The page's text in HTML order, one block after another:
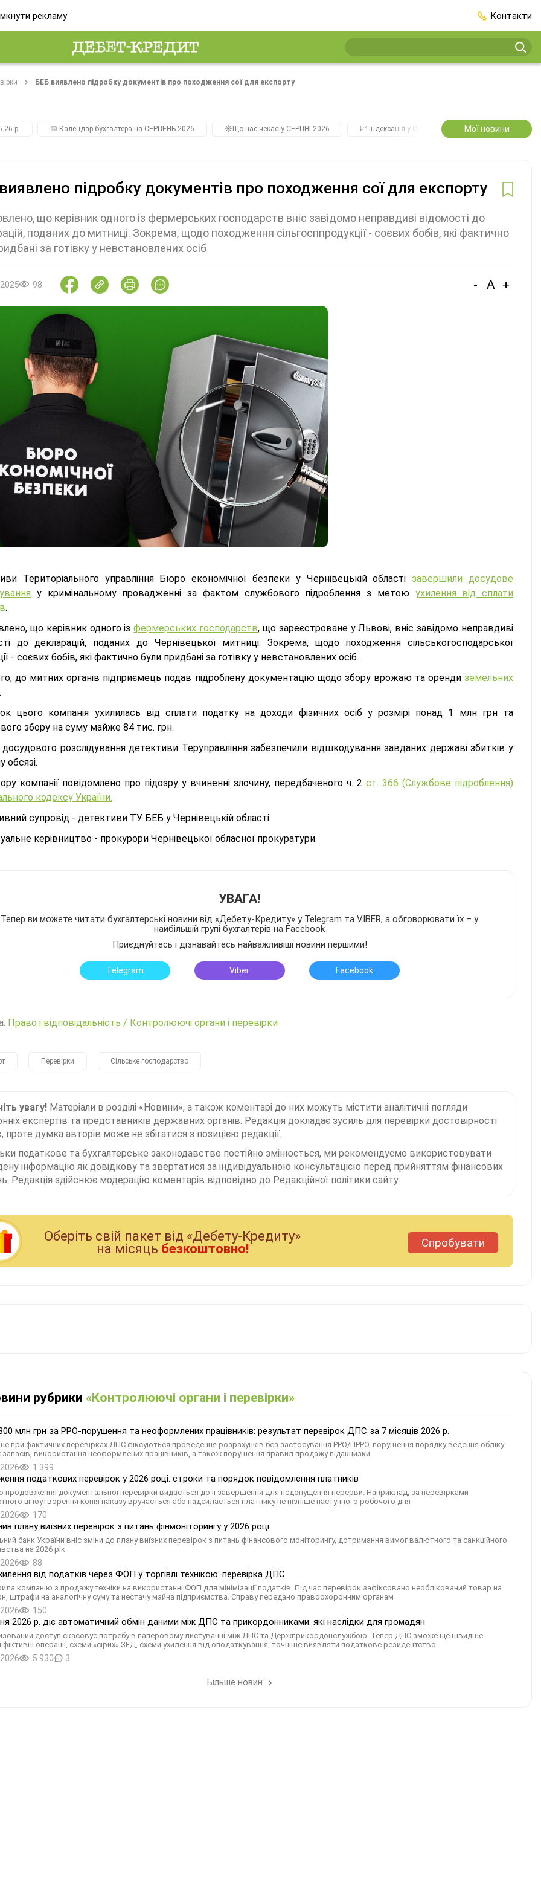
рекламу Контакти
БЕБ виявлено підробку документів про походження сої для експорту
р. 📅 Календар бухгалтера на СЕРПЕНЬ 2026 ☀️Що нас чекає у СЕРПНІ 2026 📈 Індексація у СЕРПНІ 2️⃣0️⃣2️⃣7️⃣ Усі
Мої новини
підробку документів про походження сої для експорту
що керівник одного із фермерських господарств вніс завідомо неправдиві відомості до
поданих до митниці. Зокрема, щодо походження сільгосппродукції - соєвих бобів, які фактично
за готівку у невстановлених осіб
98 - A +
Територіального управління Бюро економічної безпеки у Чернівецькій областізавершили досудове
у кримінальному провадженні за фактом службового підроблення з метою ухилення від сплати
.
що керівник одного ізфермерських господарств, що зареєстроване у Львові, вніс завідомо неправдиві
до декларацій, поданих до Чернівецької митниці. Зокрема, щодо походження сільськогосподарської
- соєвих бобів, які фактично були придбані за готівку у невстановлених осіб.
до митних органів підприємець подав підроблену документацію щодо збору врожаю та оренди земельних
.
цього компанія ухилилась від сплати податку на доходи фізичних осіб у розмірі понад 1 млн грн та
збору на суму майже 84 тис. грн.
досудового розслідування детективи Теруправління забезпечили відшкодування завданих державі збитків у
обсязі.
компанії повідомлено про підозру у вчиненні злочину, передбаченого ч. 2 ст. 366 (Службове підроблення)
кодексу України.
супровід - детективи ТУ БЕБ у Чернівецькій області.
керівництво - прокурори Чернівецької обласної прокуратури.
УВАГА!
Тепер ви можете читати бухгалтерські новини від «Дебету-Кредиту» у Telegram та VIBER, а обговорювати їх – у
найбільшій групі бухгалтерів на Facebook
Приєднуйтесь і дізнавайтесь найважливіші новини першими!
Telegram Viber Facebook
Право і відповідальність / Контролюючі органи і перевірки
Перевірки Сільське господарство
увагу! Матеріали в розділі «Новини», а також коментарі до них можуть містити аналітичні погляди
експертів та представників державних органів. Редакція докладає зусиль для перевірки достовірності
проте думка авторів може не збігатися з позицією редакції.
податкове та бухгалтерське законодавство постійно змінюється, ми рекомендуємо використовувати
інформацію як довідкову та звертатися за індивідуальною консультацією перед прийняттям фінансових
Редакція здійснює модерацію коментарів відповідно до Редакційної політики сайту.
Оберiть свiй пакет вiд «Дебету-Кредиту»
на мiсяць безкоштовно! Спробувати
рубрики «Контролюючі органи і перевірки»
млн грн за РРО-порушення та неоформлених працівників: результат перевірок ДПС за 7 місяців 2026 р.
при фактичних перевірках ДПС фіксуються проведення розрахунків без застосування РРО/ПРРО, порушення порядку ведення обліку
використання неоформлених працівників, а також порушення правил продажу підакцизки
1 399
податкових перевірок у 2026 році: строки та порядок повідомлення платників
продовження документальної перевірки видається до її завершення для недопущення перерви. Наприклад, за перевірками
ціноутворення копія наказу вручається або надсилається платнику не пізніше наступного робочого дня
170
плану виїзних перевірок з питань фінмоніторингу у 2026 році
банк України вніс зміни до плану виїзних перевірок з питань фінансового моніторингу, дотримання вимог валютного та санкційного
на 2026 рік
88
від податків через ФОП у торгівлі технікою: перевірка ДПС
компанію з продажу техніки на використанні ФОП для мінімізації податків. Під час перевірок зафіксовано необлікований товар на
штрафи на аналогічну суму та нестачу майна підприємства. Справу передано правоохоронним органам
150
2026 р. діє автоматичний обмін даними між ДПС та прикордонниками: які наслідки для громадян
доступ скасовує потребу в паперовому листуванні між ДПС та Держприкордонслужбою. Тепер ДПС зможе ще швидше
операції, схеми «сірих» ЗЕД, схеми ухилення від оподаткування, точніше виявляти податкове резидентство
5 930 3
Більше новин